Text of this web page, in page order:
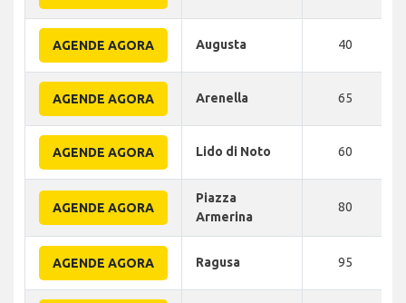
AGENDE AGORA Augusta 40
AGENDE AGORA Arenella 65
AGENDE AGORA Lido di Noto 60
AGENDE AGORA
Piazza
Armerina
80
AGENDE AGORA Ragusa 95